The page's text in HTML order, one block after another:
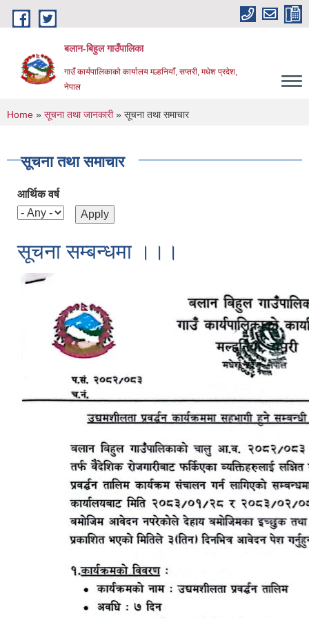
Skip to main content
बलान-बिहुल गाउँपालिका
गाउँ कार्यपालिकाको कार्यालय मल्हनियाँ, सप्तरी, मधेश प्रदेश,
नेपाल
You are here
Home » सूचना तथा जानकारी» सूचना तथा समाचार
सूचना तथा समाचार
आर्थिक वर्ष
सूचना सम्बन्धमा ।।।